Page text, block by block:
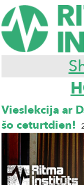
Vieslekcija ar
šo ceturtdien!